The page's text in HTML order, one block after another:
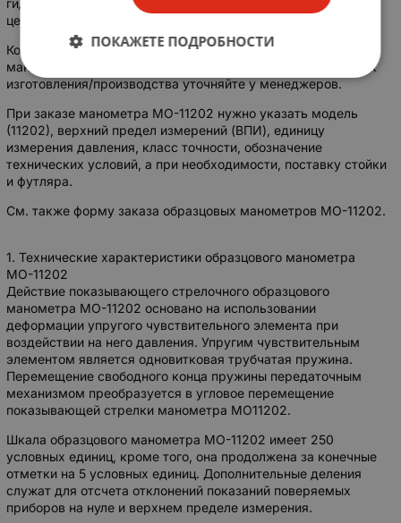
ценообразующих факторов.
Конкретные условия поставки и цены, как заказать/купить
манометр МО-11202, наличие на складе в Москве или срок
изготовления/производства уточняйте у менеджеров.
При заказе манометра МО-11202 нужно указать модель
(11202), верхний предел измерений (ВПИ), единицу
измерения давления, класс точности, обозначение
технических условий, а при необходимости, поставку стойки
и футляра.
См. также форму заказа образцовых манометров МО-11202.
1. Технические характеристики образцового манометра
МО-11202
Действие показывающего стрелочного образцового
манометра МО-11202 основано на использовании
деформации упругого чувствительного элемента при
воздействии на него давления. Упругим чувствительным
элементом является одновитковая трубчатая пружина.
Перемещение свободного конца пружины передаточным
механизмом преобразуется в угловое перемещение
показывающей стрелки манометра МО11202.
Шкала образцового манометра МО-11202 имеет 250
условных единиц, кроме того, она продолжена за конечные
отметки на 5 условных единиц. Дополнительные деления
служат для отсчета отклонений показаний поверяемых
приборов на нуле и верхнем пределе измерения.
ПОКАЖЕТЕ ПОДРОБНОСТИ